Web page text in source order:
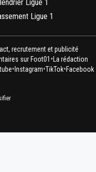
Ligue 1
Ligue 1
recrutement et publicité
sur Foot01 • La rédaction
• Instagram•TikTok•Facebook